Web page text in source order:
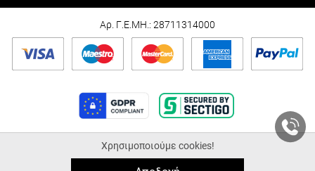
Αρ. Γ.Ε.ΜΗ.: 28711314000
ALL-IN-ONE eCommerce Business Development by
Plushost.gr
Χρησιμοποιούμε cookies!